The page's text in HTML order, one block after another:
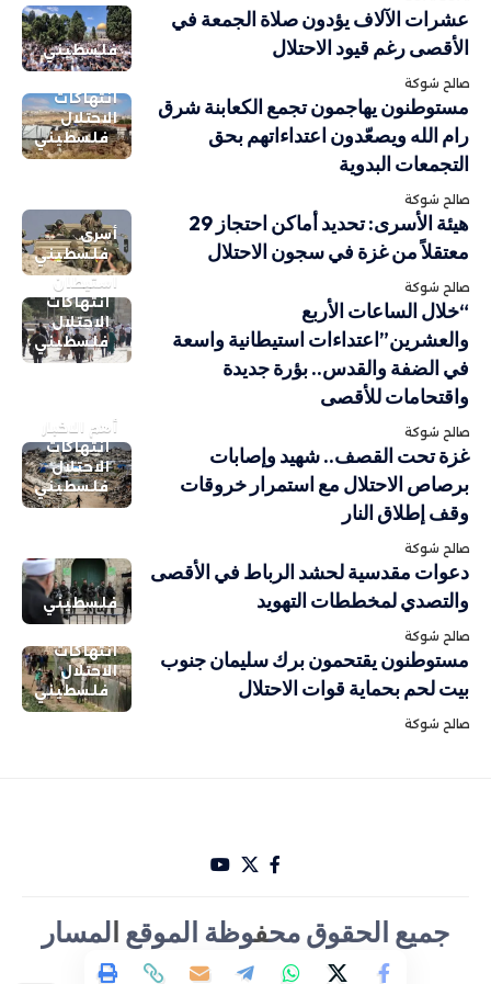
فلسطيني
عشرات الآلاف يؤدون صلاة الجمعة في
الأقصى رغم قيود الاحتلال
صالح شوكة
انتهاكات
الاحتلال
فلسطيني
مستوطنون يهاجمون تجمع الكعابنة شرق
رام الله ويصعّدون اعتداءاتهم بحق
التجمعات البدوية
صالح شوكة
أسرى
فلسطيني
هيئة الأسرى: تحديد أماكن احتجاز 29
معتقلاً من غزة في سجون الاحتلال
صالح شوكة
استيطان
انتهاكات
الاحتلال
فلسطيني
“خلال الساعات الأربع
والعشرين”اعتداءات استيطانية واسعة
في الضفة والقدس.. بؤرة جديدة
واقتحامات للأقصى
صالح شوكة
أهم الاخبار
انتهاكات
الاحتلال
فلسطيني
غزة تحت القصف.. شهيد وإصابات
برصاص الاحتلال مع استمرار خروقات
وقف إطلاق النار
صالح شوكة
فلسطيني
دعوات مقدسية لحشد الرباط في الأقصى
والتصدي لمخططات التهويد
صالح شوكة
انتهاكات
الاحتلال
فلسطيني
مستوطنون يقتحمون برك سليمان جنوب
بيت لحم بحماية قوات الاحتلال
صالح شوكة
جميع الحقوق محفوظة الموقع المسار
الأخباري تصميم Hakam